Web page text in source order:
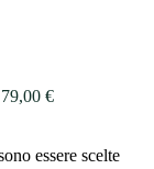
€
essere scelte